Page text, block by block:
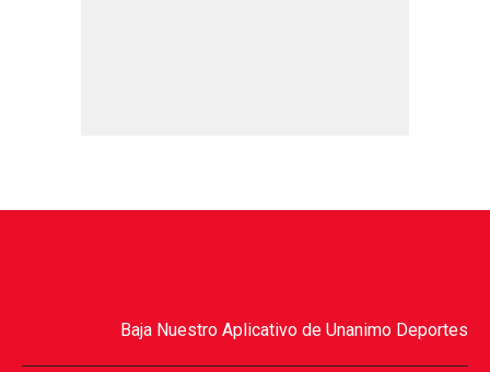
Baja Nuestro Aplicativo de Unanimo Deportes